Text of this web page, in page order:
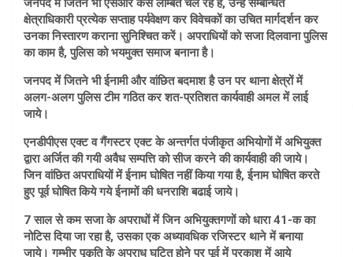
जनपद में जितने भी एसआर केस लम्बित चल रहे हैं, उन्हें सम्बन्धित
क्षेत्राधिकारी प्रत्येक सप्ताह पर्यवेक्षण कर विवेचकों का उचित मार्गदर्शन कर
उनका निस्तारण कराना सुनिश्चित करें। अपराधियों को सजा दिलवाना पुलिस
का काम है, पुलिस को भयमुक्त समाज बनाना है।
जनपद में जितने भी ईनामी और वांछित बदमाश है उन पर थाना क्षेत्रों में
अलग-अलग पुलिस टीम गठित कर शत-प्रतिशत कार्यवाही अमल में लाई
जाये।
एनडीपीएस एक्ट व गैंगस्टर एक्ट के अन्तर्गत पंजीकृत अभियोगों में अभियुक्त
द्वारा अर्जित की गयी अवैध सम्पत्ति को सीज करने की कार्यवाही की जाये।
जिन वांछित अपराधियों में ईनाम घोषित नहीं किया गया है, ईनाम घोषित करते
हुए पूर्व घोषित किये गये ईनामों की धनराशि बढाई जाये।
7 साल से कम सजा के अपराधों में जिन अभियुक्तगणों को धारा 41-क का
नोटिस दिया जा रहा है, उसका एक अध्यावधिक रजिस्टर थाने में बनाया
जाये। गम्भीर पृकृति के अपराध घटित होने पर पूर्व में प्रकाश में आये